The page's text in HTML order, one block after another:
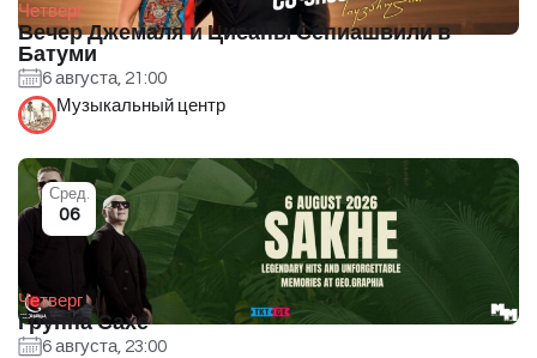
Четверг
Вечер Джемаля и Цисаны Сепиашвили в
Батуми
6 августа, 21:00
Музыкальный центр
Четверг
Группа Сахе
6 августа, 23:00
Сред.
06